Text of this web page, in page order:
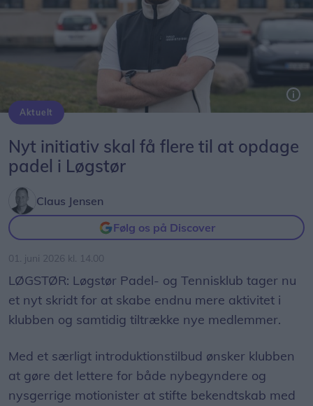
Aktuelt
Nyt initiativ skal få flere til at opdage
padel i Løgstør
Claus Jensen
Følg os på Discover
01. juni 2026 kl. 14.00
LØGSTØR: Løgstør Padel- og Tennisklub tager nu
et nyt skridt for at skabe endnu mere aktivitet i
klubben og samtidig tiltrække nye medlemmer.
Med et særligt introduktionstilbud ønsker klubben
at gøre det lettere for både nybegyndere og
nysgerrige motionister at stifte bekendtskab med